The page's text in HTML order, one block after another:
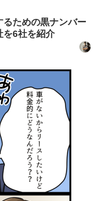
るための黒ナンバー
を6社を紹介